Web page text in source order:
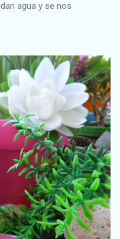
agua y se nos